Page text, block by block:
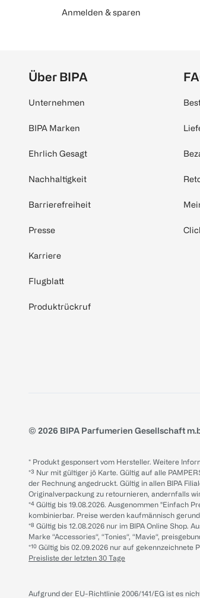
Anmelden & sparen
Über BIPA
Unternehmen
BIPA Marken
Ehrlich Gesagt
Nachhaltigkeit
Barrierefreiheit
Presse
Karriere
Flugblatt
Produktrückruf
© 2026 BIPA Parfumerien Gesellschaft
* Produkt gesponsert vom Hersteller. Weitere
*³ Nur mit gültiger jö Karte. Gültig auf alle
der Rechnung angedruckt. Gültig in allen BIPA
Originalverpackung zu retournieren, andernfalls
*⁴ Gültig bis 19.08.2026. Ausgenommen "Einfach
kombinierbar. Preise werden kaufmännisch
*⁸ Gültig bis 12.08.2026 nur im BIPA Online
Marke “Accessories“, “Tonies“, “Mavie“,
*¹⁰ Gültig bis 02.09.2026 nur auf
Preisliste der letzten 30 Tage
Aufgrund der EU-Richtlinie 2006/141/EG ist es